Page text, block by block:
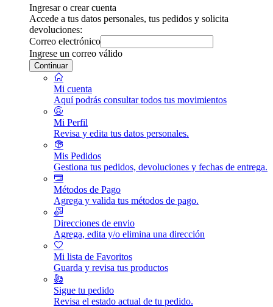
Ingresar o crear cuenta
Accede a tus datos personales, tus pedidos y solicita
devoluciones:
Correo electrónico
Ingrese un correo válido
Continuar
Mi cuenta
Aquí podrás consultar todos tus movimientos
Mi Perfil
Revisa y edita tus datos personales.
Mis Pedidos
Gestiona tus pedidos, devoluciones y fechas de entrega.
Métodos de Pago
Agrega y valida tus métodos de pago.
Direcciones de envio
Agrega, edita y/o elimina una dirección
Mi lista de Favoritos
Guarda y revisa tus productos
Sigue tu pedido
Revisa el estado actual de tu pedido.